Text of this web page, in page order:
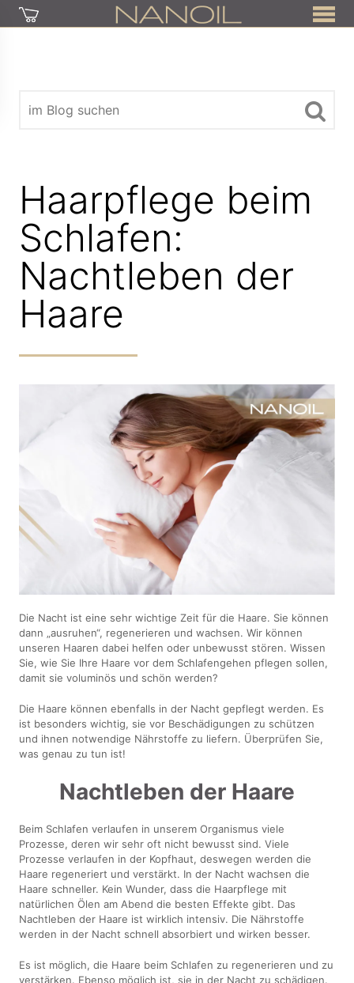
Haarpflege beim
Schlafen:
Nachtleben der
Haare
Die Nacht ist eine sehr wichtige Zeit für die Haare. Sie können
dann „ausruhen“, regenerieren und wachsen. Wir können
unseren Haaren dabei helfen oder unbewusst stören. Wissen
Sie, wie Sie Ihre Haare vor dem Schlafengehen pflegen sollen,
damit sie voluminös und schön werden?
Die Haare können ebenfalls in der Nacht gepflegt werden. Es
ist besonders wichtig, sie vor Beschädigungen zu schützen
und ihnen notwendige Nährstoffe zu liefern. Überprüfen Sie,
was genau zu tun ist!
Nachtleben der Haare
Beim Schlafen verlaufen in unserem Organismus viele
Prozesse, deren wir sehr oft nicht bewusst sind. Viele
Prozesse verlaufen in der Kopfhaut, deswegen werden die
Haare regeneriert und verstärkt. In der Nacht wachsen die
Haare schneller. Kein Wunder, dass die Haarpflege mit
natürlichen Ölen am Abend die besten Effekte gibt. Das
Nachtleben der Haare ist wirklich intensiv. Die Nährstoffe
werden in der Nacht schnell absorbiert und wirken besser.
Es ist möglich, die Haare beim Schlafen zu regenerieren und zu
verstärken. Ebenso möglich ist, sie in der Nacht zu schädigen.